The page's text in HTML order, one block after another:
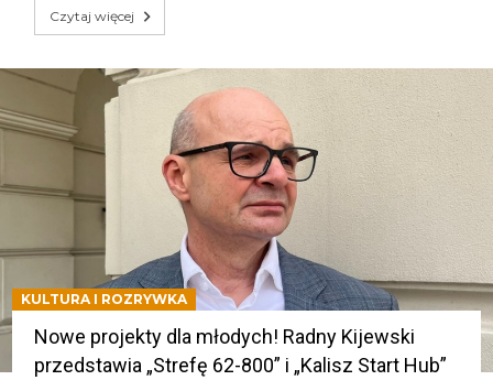
Czytaj więcej
KULTURA I ROZRYWKA
Nowe projekty dla młodych! Radny Kijewski
przedstawia „Strefę 62-800” i „Kalisz Start Hub”